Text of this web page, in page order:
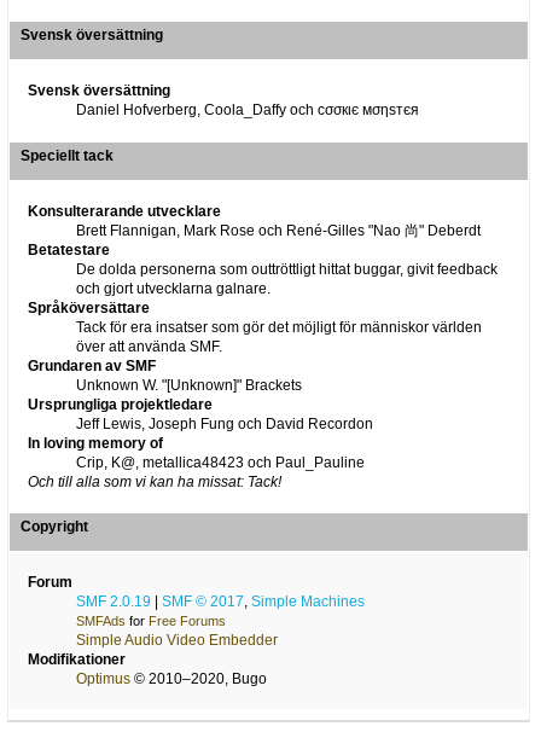
Svensk översättning
Svensk översättning
Daniel Hofverberg, Coola_Daffy och cσσкιє мσηѕтєя
Speciellt tack
Konsulterarande utvecklare
Brett Flannigan, Mark Rose och René-Gilles "Nao 尚" Deberdt
Betatestare
De dolda personerna som outtröttligt hittat buggar, givit feedback
och gjort utvecklarna galnare.
Språköversättare
Tack för era insatser som gör det möjligt för människor världen
över att använda SMF.
Grundaren av SMF
Unknown W. "[Unknown]" Brackets
Ursprungliga projektledare
Jeff Lewis, Joseph Fung och David Recordon
In loving memory of
Crip, K@, metallica48423 och Paul_Pauline
Och till alla som vi kan ha missat: Tack!
Copyright
Forum
SMF 2.0.19
SMF © 2017, Simple Machines
SMFAds for Free Forums
Simple Audio Video Embedder
Modifikationer
Optimus© 2010–2020, Bugo